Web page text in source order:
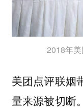
2018年
美团点评联姻
量来源被切断